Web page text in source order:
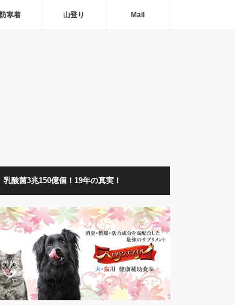
防寒着 山登り Mail
乳酸菌3兆150億個！19年の真実！